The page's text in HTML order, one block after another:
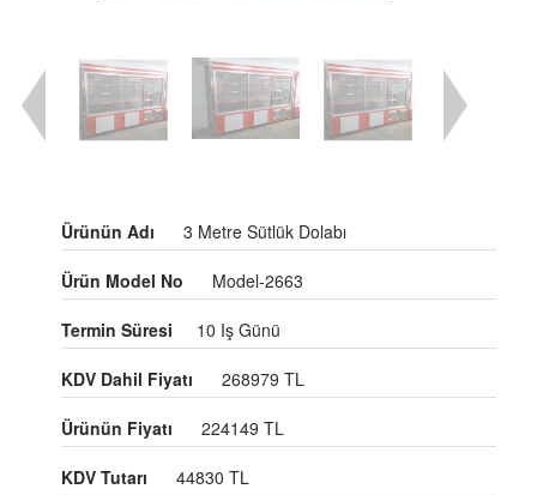
Ürünün Adı 3 Metre Sütlük Dolabı
Ürün Model No Model-2663
Termin Süresi 10 Iş Günü
KDV Dahil Fiyatı 268979 TL
Ürünün Fiyatı 224149 TL
KDV Tutarı 44830 TL